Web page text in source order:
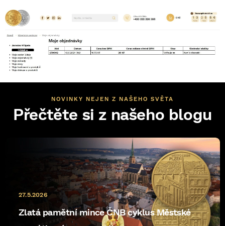
NOVINKY NEJEN Z NAŠEHO SVĚTA
Přečtěte si z našeho blogu
Zlatá pamětní mince ČNB cyklus Městské
27.5.2026